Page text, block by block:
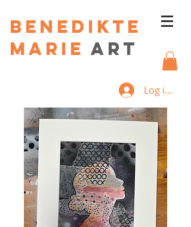
Benedikte
Marie art
Log ind